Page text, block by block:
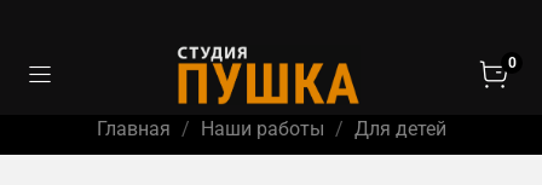
0
Главная Наши работы Для детей